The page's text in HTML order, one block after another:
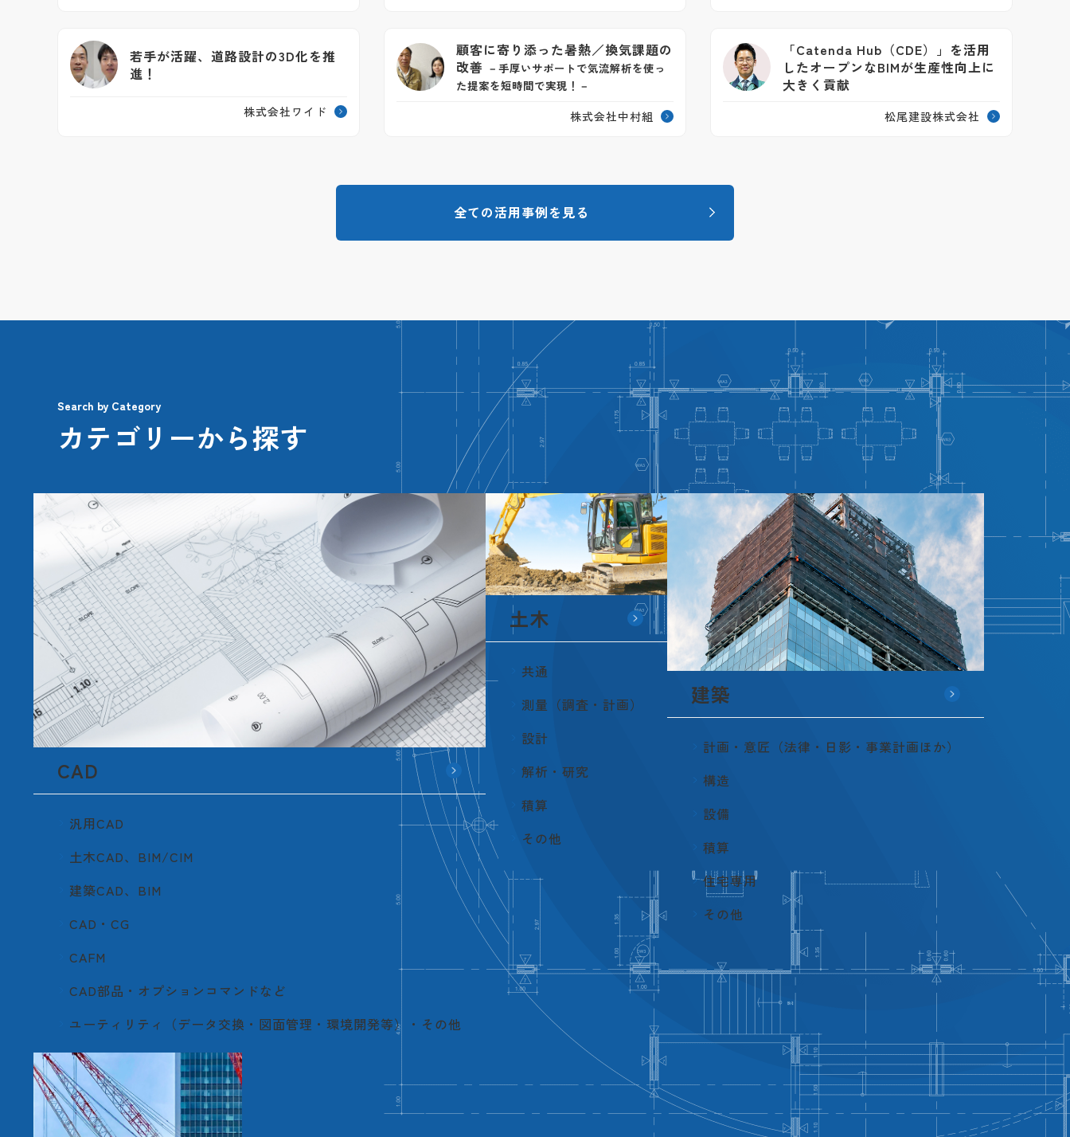
若手が活躍、道路設計の3D化を推
進！
株式会社ワイド
顧客に寄り添った暑熱／換気課題の
改善 －手厚いサポートで気流解析を使っ
た提案を短時間で実現！－
株式会社中村組
「Catenda Hub（CDE）」を活用
したオープンなBIMが生産性向上に
大きく貢献
松尾建設株式会社
全ての活用事例を見る
Search by Category
カテゴリーから探す
CAD
汎用CAD
土木CAD、BIM/CIM
建築CAD、BIM
CAD・CG
CAFM
CAD部品・オプションコマンドなど
ユーティリティ（データ交換・図面管理・環境開発等）・その他
土木
共通
測量（調査・計画）
設計
解析・研究
積算
その他
建築
計画・意匠（法律・日影・事業計画ほか）
構造
設備
積算
住宅専用
その他